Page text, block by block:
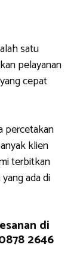
satu
pelayanan
cepat
percetakan
klien
terbitkan
ada di
di
2646